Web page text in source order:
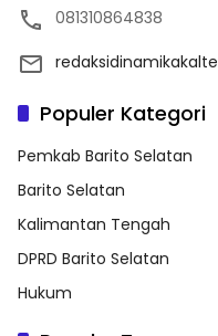
081310864838
Populer Kategori
Pemkab Barito Selatan
Barito Selatan
Kalimantan Tengah
DPRD Barito Selatan
Hukum